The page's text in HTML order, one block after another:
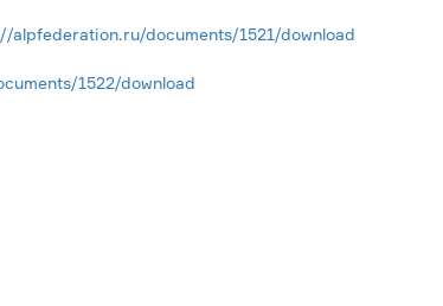
alpfederation.ru/documents/1521/download
1522/download